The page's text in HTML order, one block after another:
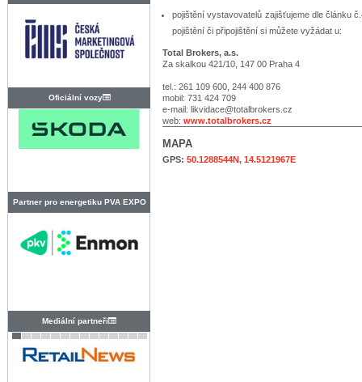
Oficiální vozy
Partner pro energetiku PVA EXPO
Mediální partneři
pojištění vystavovatelů zajišťujeme dle článku
pojištění či připojištění si můžete vyžádat u:
Total Brokers, a.s.
Za skalkou 421/10, 147 00 Praha 4
tel.: 261 109 600, 244 400 876
mobil: 731 424 709
e-mail: likvidace@totalbrokers.cz
web: www.totalbrokers.cz
MAPA
GPS: 50.1288544N, 14.5121967E